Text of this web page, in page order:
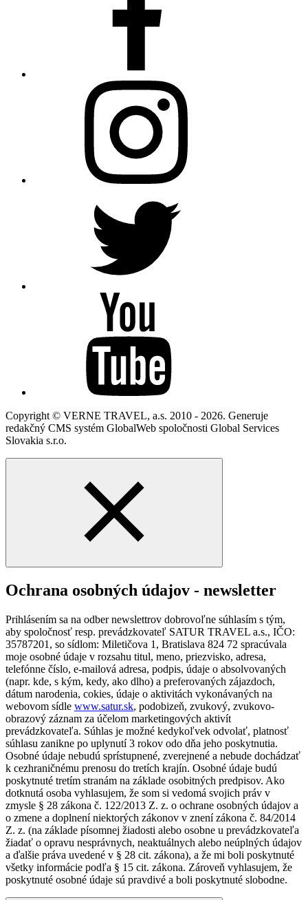
Copyright © VERNE TRAVEL, a.s. 2010 - 2026. Generuje
redakčný CMS systém GlobalWeb spoločnosti Global Services
Slovakia s.r.o.
Ochrana osobných údajov - newsletter
Prihlásením sa na odber newslettrov dobrovoľne súhlasím s tým,
aby spoločnosť resp. prevádzkovateľ SATUR TRAVEL a.s., IČO:
35787201, so sídlom: Miletičova 1, Bratislava 824 72 spracúvala
moje osobné údaje v rozsahu titul, meno, priezvisko, adresa,
telefónne číslo, e-mailová adresa, podpis, údaje o absolvovaných
(napr. kde, s kým, kedy, ako dlho) a preferovaných zájazdoch,
dátum narodenia, cokies, údaje o aktivitách vykonávaných na
webovom sídle www.satur.sk, podobizeň, zvukový, zvukovo-
obrazový záznam za účelom marketingových aktivít
prevádzkovateľa. Súhlas je možné kedykoľvek odvolať, platnosť
súhlasu zanikne po uplynutí 3 rokov odo dňa jeho poskytnutia.
Osobné údaje nebudú sprístupnené, zverejnené a nebude dochádzať
k cezhraničnému prenosu do tretích krajín. Osobné údaje budú
poskytnuté tretím stranám na základe osobitných predpisov. Ako
dotknutá osoba vyhlasujem, že som si vedomá svojich práv v
zmysle § 28 zákona č. 122/2013 Z. z. o ochrane osobných údajov a
o zmene a doplnení niektorých zákonov v znení zákona č. 84/2014
Z. z. (na základe písomnej žiadosti alebo osobne u prevádzkovateľa
žiadať o opravu nesprávnych, neaktuálnych alebo neúplných údajov
a ďalšie práva uvedené v § 28 cit. zákona), a že mi boli poskytnuté
všetky informácie podľa § 15 cit. zákona. Zároveň vyhlasujem, že
poskytnuté osobné údaje sú pravdivé a boli poskytnuté slobodne.